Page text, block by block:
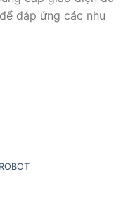
đáp ứng các nhu